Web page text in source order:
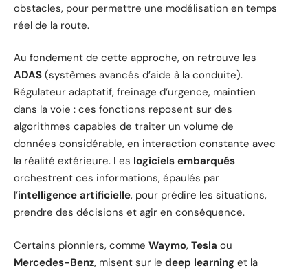
obstacles, pour permettre une modélisation en temps
réel de la route.
Au fondement de cette approche, on retrouve les
ADAS (systèmes avancés d’aide à la conduite).
Régulateur adaptatif, freinage d’urgence, maintien
dans la voie : ces fonctions reposent sur des
algorithmes capables de traiter un volume de
données considérable, en interaction constante avec
la réalité extérieure. Les logiciels embarqués
orchestrent ces informations, épaulés par
l’intelligence artificielle, pour prédire les situations,
prendre des décisions et agir en conséquence.
Certains pionniers, comme Waymo, Tesla ou
Mercedes-Benz, misent sur le deep learning et la